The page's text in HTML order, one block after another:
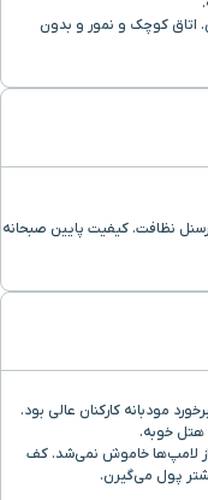
اتاق کوچک و نمور و بدون
نظافت. کیفیت پایین صبحانه
مودبانه کارکنان عالی بود.
هتل خوبه.
از لامپ‌ها خاموش نمی‌شد. کف
پول می‌گیرن.